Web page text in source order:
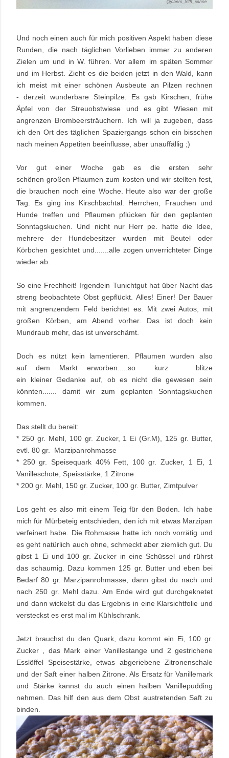
Und noch einen auch für mich positiven Aspekt haben diese
Runden, die nach täglichen Vorlieben immer zu anderen
Zielen um und in W. führen. Vor allem im späten Sommer
und im Herbst. Zieht es die beiden jetzt in den Wald, kann
ich meist mit einer schönen Ausbeute an Pilzen rechnen
- derzeit wunderbare Steinpilze. Es gab Kirschen, frühe
Äpfel von der Streuobstwiese und es gibt Wiesen mit
angrenzen Brombeersträuchern. Ich will ja zugeben, dass
ich den Ort des täglichen Spaziergangs schon ein bisschen
nach meinen Appetiten beeinflusse, aber unauffällig ;)
Vor gut einer Woche gab es die ersten sehr
schönen großen Pflaumen zum kosten und wir stellten fest,
die brauchen noch eine Woche. Heute also war der große
Tag. Es ging ins Kirschbachtal. Herrchen, Frauchen und
Hunde treffen und Pflaumen pflücken für den geplanten
Sonntagskuchen. Und nicht nur Herr pe. hatte die Idee,
mehrere der Hundebesitzer wurden mit Beutel oder
Körbchen gesichtet und.......alle zogen unverrichteter Dinge
wieder ab.
So eine Frechheit! Irgendein Tunichtgut hat über Nacht das
streng beobachtete Obst gepflückt. Alles! Einer! Der Bauer
mit angrenzendem Feld berichtet es. Mit zwei Autos, mit
großen Körben, am Abend vorher. Das ist doch kein
Mundraub mehr, das ist unverschämt.
Doch es nützt kein lamentieren. Pflaumen wurden also
auf dem Markt erworben.....so kurz blitze
ein kleiner Gedankeauf, ob es nicht die gewesen sein
könnten....... damit wir zum geplanten Sonntagskuchen
kommen.
Das stellt du bereit:
* 250 gr. Mehl, 100 gr. Zucker, 1 Ei (Gr.M), 125 gr. Butter,
evtl. 80 gr. Marzipanrohmasse
* 250 gr. Speisequark 40% Fett, 100 gr. Zucker, 1 Ei, 1
Vanilleschote, Speisstärke, 1 Zitrone
* 200 gr. Mehl, 150 gr. Zucker, 100 gr. Butter, Zimtpulver
Los geht es also mit einem Teig für den Boden. Ich habe
mich für Mürbeteig entschieden, den ich mit etwas Marzipan
verfeinert habe. Die Rohmasse hatte ich noch vorrätig und
es geht natürlich auch ohne, schmeckt aber ziemlich gut. Du
gibst 1 Ei und 100 gr. Zucker in eine Schüssel und rührst
das schaumig. Dazu kommen 125 gr. Butter und eben bei
Bedarf 80 gr. Marzipanrohmasse, dann gibst du nach und
nach 250 gr. Mehl dazu. Am Ende wird gut durchgeknetet
und dann wickelst du das Ergebnis in eine Klarsichtfolie und
versteckst es erst mal im Kühlschrank.
Jetzt brauchst du den Quark, dazu kommt ein Ei, 100 gr.
Zucker , das Mark einer Vanillestange und 2 gestrichene
Esslöffel Speisestärke, etwas abgeriebene Zitronenschale
und der Saft einer halben Zitrone. Als Ersatz für Vanillemark
und Stärke kannst du auch einen halben Vanillepudding
nehmen. Das hilf den aus dem Obst austretenden Saft zu
binden.